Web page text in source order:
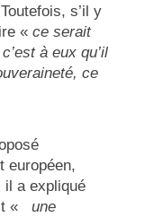
s’il y
«ce serait
à eux qu’il
ce
européen,
il a expliqué
«une